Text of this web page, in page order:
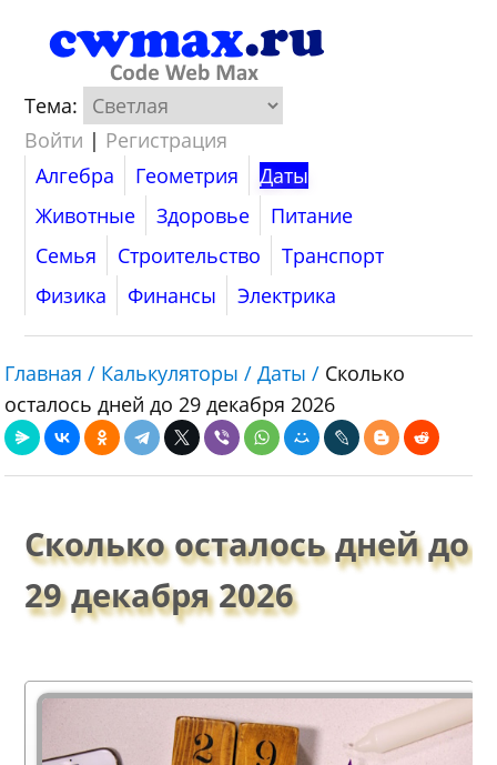
Тема:
Войти | Регистрация
Алгебра
Геометрия
Даты
Животные
Здоровье
Питание
Семья
Строительство
Транспорт
Физика
Финансы Электрика
Главная / Калькуляторы /Даты / Сколько
осталось дней до 29 декабря 2026
Сколько осталось дней до
29 декабря 2026